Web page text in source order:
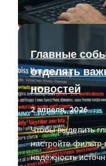
телефону:
новые
как
защитить
близких
Главные
отделять
новостей
2 апреля, 2026
Чтобы выделить
настройте фильтр
надёжность